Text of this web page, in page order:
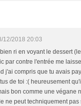
12/2018 20:03
ri en voyant le dessert
par contre l'entrée me
j'ai compris que tu avais
de toi :( heureusement
bon comme une végane
ne peut techniquement